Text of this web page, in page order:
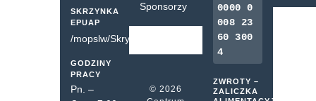
SKRZYNKA
EPUAP
/mopslw/SkrytkaESP
GODZINY
PRACY
Pn. –
Sponsorzy
© 2026
0000 0
008 23
60 300
4
ZWROTY –
ZALICZKA